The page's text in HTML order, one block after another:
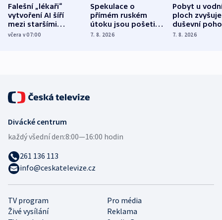
Falešní „lékaři“
vytvoření AI šíří
mezi staršími
Poláky nebezpečné
včera v 07:00
Spekulace o
přímém ruském
útoku jsou pošetilé,
míní estonský
7. 8. 2026
Pobyt u
ploch zvyšuje
duševní
ukázala
7. 8. 2026
TV program
Pro média
Živé vysílání
Reklama
Divácké centrum
každý všední den:8:00—16:00 hodin
261 136 113
info@ceskatelevize.cz